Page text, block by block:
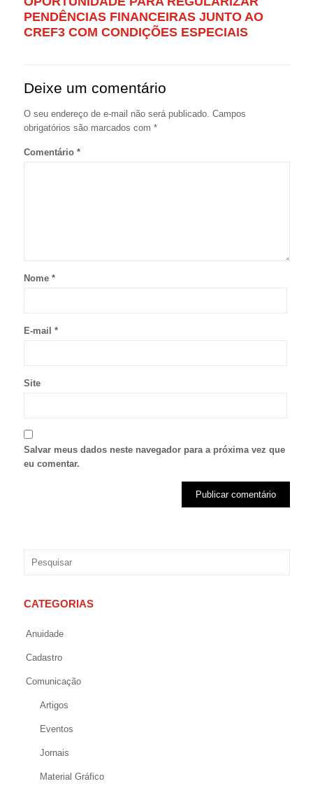
PENDÊNCIAS FINANCEIRAS JUNTO AO
CREF3 COM CONDIÇÕES ESPECIAIS
Deixe um comentário
O seu endereço de e-mail não será publicado. Campos
obrigatórios são marcados com *
Comentário *
Nome *
E-mail *
Site
Salvar meus dados neste navegador para a próxima vez que
eu comentar.
CATEGORIAS
Anuidade
Cadastro
Comunicação
Artigos
Eventos
Jornais
Material Gráfico